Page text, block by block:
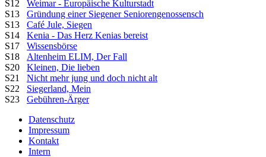
S12 Weimar - Europäische Kulturstadt
S13 Gründung einer Siegener Seniorengenossensch
S13 Café Jule, Siegen
S14 Kenia - Das Herz Kenias bereist
S17 Wissensbörse
S18 Altenheim ELIM, Der Fall
S20 Kleinen, Die lieben
S21 Nicht mehr jung und doch nicht alt
S22 Siegerland, Mein
S23 Gebühren-Ärger
Datenschutz
Impressum
Kontakt
Intern